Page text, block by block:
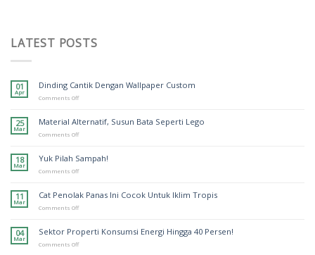
LATEST POSTS
01
Apr
Dinding Cantik Dengan Wallpaper Custom
Comments Offon
Dengan
25
Mar
Material Alternatif, Susun Bata Seperti Lego
Comments Offon
Susun
18
Mar
Yuk Pilah Sampah!
Comments Offon
Sampah!
11
Mar
Cat Penolak Panas Ini Cocok Untuk Iklim Tropis
Comments Offon
Panas
04
Mar
Sektor Properti Konsumsi Energi Hingga 40 Persen!
Comments Offon